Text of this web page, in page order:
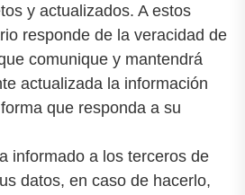
y actualizados. A estos
responde de la veracidad de
comunique y mantendrá
actualizada la información
que responda a su
informado a los terceros de
datos, en caso de hacerlo,